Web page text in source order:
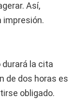
Así,
impresión.
la cita
de dos horas es
obligado.